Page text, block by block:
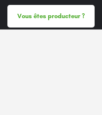
Vous êtes producteur ?